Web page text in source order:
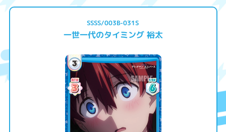
SSSS/003B-031S
一世一代のタイミング 裕太